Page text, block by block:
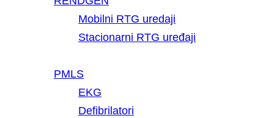
Mobilni RTG uredaji
Stacionarni RTG uređaji
PMLS
EKG
Defibrilatori